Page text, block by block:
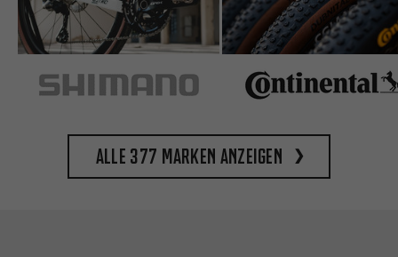
Alle 377 Marken anzeigen